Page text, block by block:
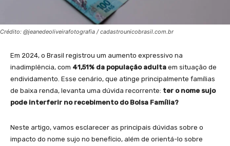
Crédito: @jeanedeoliveirafotografia / cadastrounicobrasil.com.br
Em 2024, o Brasil registrou um aumento expressivo na
inadimplência, com 41,51% da população adulta em situação de
endividamento. Esse cenário, que atinge principalmente famílias
de baixa renda, levanta uma dúvida recorrente: ter o nome sujo
pode interferir no recebimento do Bolsa Família?
Neste artigo, vamos esclarecer as principais dúvidas sobre o
impacto do nome sujo no benefício, além de orientá-lo sobre